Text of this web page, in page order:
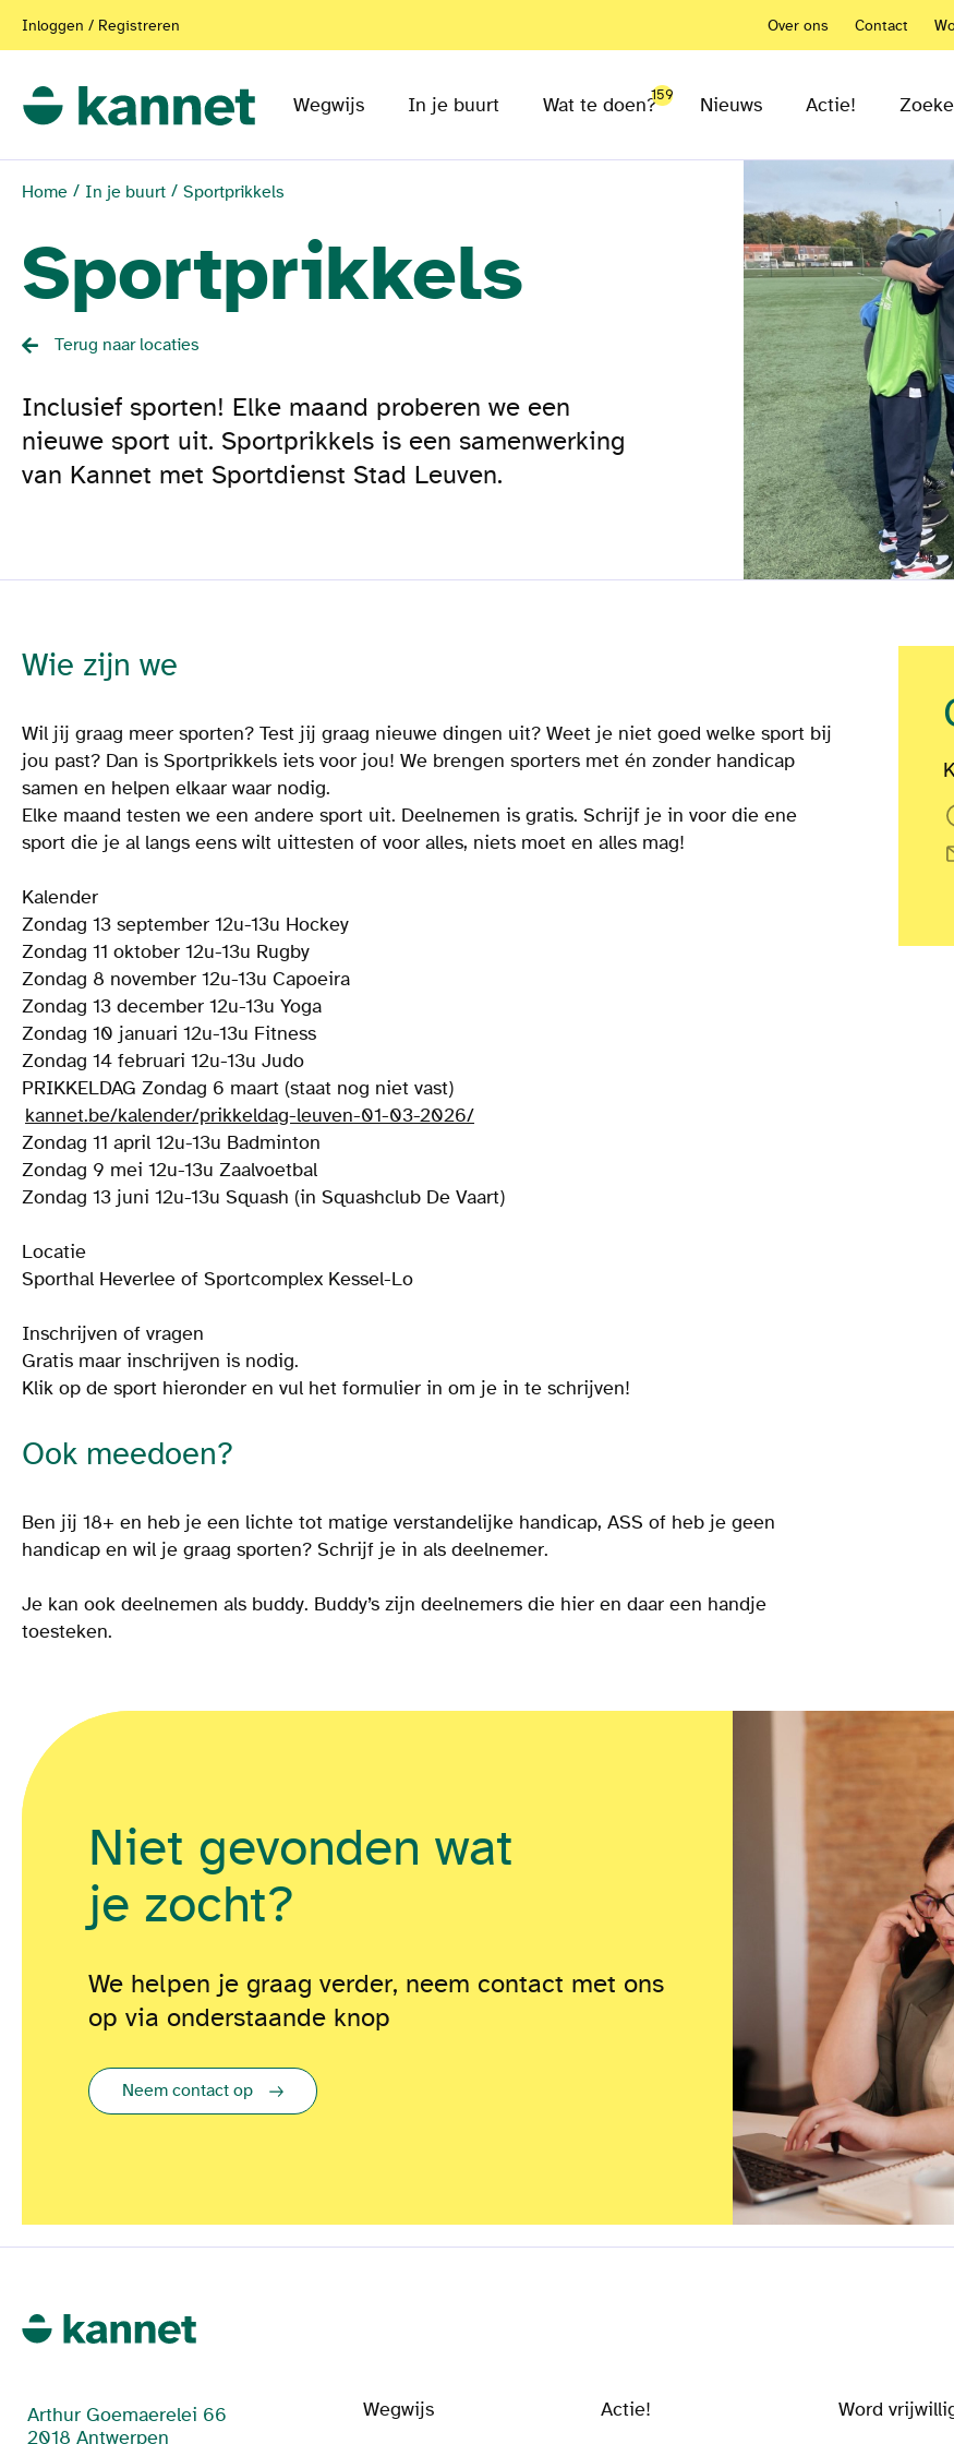
Inloggen / Registreren Over ons Contact
Wegwijs In je buurt Wat te doen?159 Nieuws Actie!
Home In je buurt Sportprikkels
Sportprikkels
Terug naar locaties
Inclusief sporten! Elke maand proberen we een
nieuwe sport uit. Sportprikkels is een samenwerking
van Kannet met Sportdienst Stad Leuven.
Wie zijn we
Wil jij graag meer sporten? Test jij graag nieuwe dingen uit? Weet je niet goed welke sport bij
jou past? Dan is Sportprikkels iets voor jou! We brengen sporters met én zonder handicap
samen en helpen elkaar waar nodig.
Elke maand testen we een andere sport uit. Deelnemen is gratis. Schrijf je in voor die ene
sport die je al langs eens wilt uittesten of voor alles, niets moet en alles mag!
Kalender
Zondag 13 september 12u-13u Hockey
Zondag 11 oktober 12u-13u Rugby
Zondag 8 november 12u-13u Capoeira
Zondag 13 december 12u-13u Yoga
Zondag 10 januari 12u-13u Fitness
Zondag 14 februari 12u-13u Judo
PRIKKELDAG Zondag 6 maart (staat nog niet vast)
kannet.be/kalender/prikkeldag-leuven-01-03-2026/
Zondag 11 april 12u-13u Badminton
Zondag 9 mei 12u-13u Zaalvoetbal
Zondag 13 juni 12u-13u Squash (in Squashclub De Vaart)
Locatie
Sporthal Heverlee of Sportcomplex Kessel-Lo
Inschrijven of vragen
Gratis maar inschrijven is nodig.
Klik op de sport hieronder en vul het formulier in om je in te schrijven!
Ook meedoen?
Ben jij 18+ en heb je een lichte tot matige verstandelijke handicap, ASS of heb je geen
handicap en wil je graag sporten? Schrijf je in als deelnemer.
Je kan ook deelnemen als buddy. Buddy’s zijn deelnemers die hier en daar een handje
toesteken.
Niet gevonden wat
je zocht?
We helpen je graag verder, neem contact met ons
op via onderstaande knop
Neem contact op
Arthur Goemaerelei 66
2018 Antwerpen
Wegwijs Actie!
Word